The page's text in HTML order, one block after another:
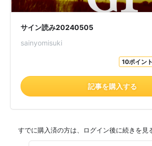
サイン読み20240505
sainyomisuki
10ポイン
記事を購入する
すでに購入済の方は、ログイン後に続きを見